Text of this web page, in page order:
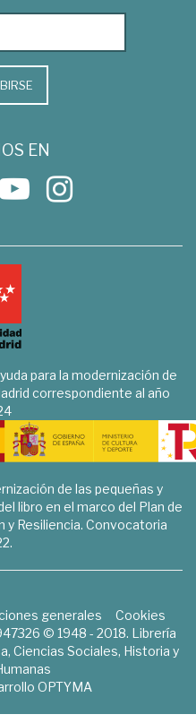
EN
para la modernización de
correspondiente al año
de las pequeñas y
libro en el marco del Plan de
y Resiliencia. Convocatoria
generales
Cookies
© 1948 - 2018. Librería
Ciencias Sociales, Historia y
OPTYMA